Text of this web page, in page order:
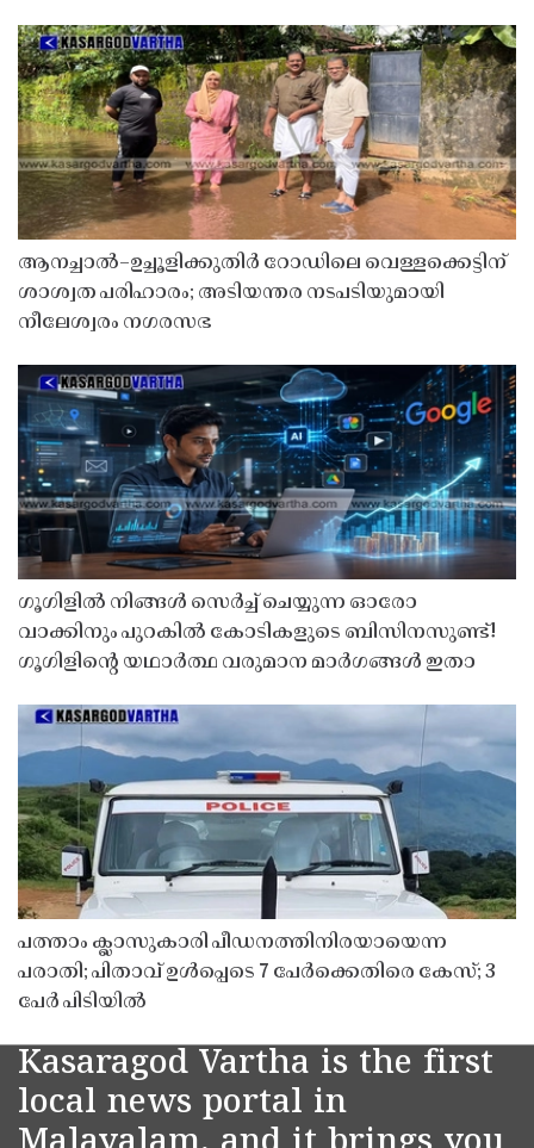
ആനച്ചാൽ–ഉച്ചൂളിക്കുതിർ റോഡിലെ വെള്ളക്കെട്ടിന്
ശാശ്വത പരിഹാരം; അടിയന്തര നടപടിയുമായി
നീലേശ്വരം നഗരസഭ
ഗൂഗിളിൽ നിങ്ങൾ സെർച്ച് ചെയ്യുന്ന ഓരോ
വാക്കിനും പുറകിൽ കോടികളുടെ ബിസിനസുണ്ട്!
ഗൂഗിളിന്റെ യഥാർത്ഥ വരുമാന മാർഗങ്ങൾ ഇതാ
പത്താം ക്ലാസുകാരി പീഡനത്തിനിരയായെന്ന
പരാതി; പിതാവ് ഉൾപ്പെടെ 7 പേർക്കെതിരെ കേസ്; 3
പേർ പിടിയിൽ
Kasaragod Vartha is the first
local news portal in